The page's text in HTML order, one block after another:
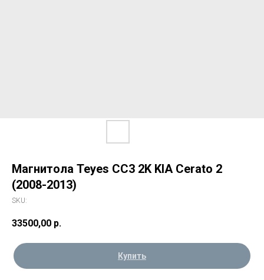
Магнитола Teyes CC3 2K KIA Cerato 2
(2008-2013)
SKU:
33500,00 р.
Купить